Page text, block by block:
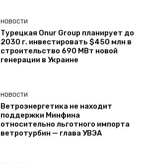
НОВОСТИ
Турецкая Onur Group планирует до
2030 г. инвестировать $450 млн в
строительство 690 МВт новой
генерации в Украине
НОВОСТИ
Ветроэнергетика не находит
поддержки Минфина
относительно льготного импорта
ветротурбин — глава УВЭА